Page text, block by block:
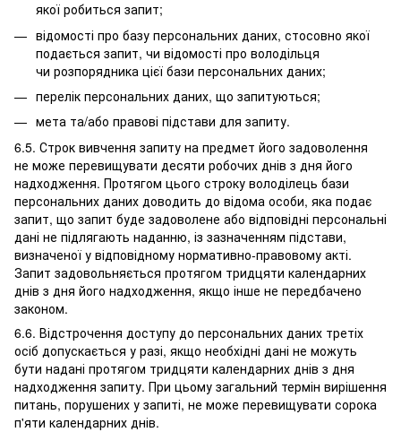
якої робиться запит;
відомості про базу персональних даних, стосовно якої
подається запит, чи відомості про володільця
чи розпорядника цієї бази персональних даних;
перелік персональних даних, що запитуються;
мета та/або правові підстави для запиту.
6.5. Строк вивчення запиту на предмет його задоволення
не може перевищувати десяти робочих днів з дня його
надходження. Протягом цього строку володілець бази
персональних даних доводить до відома особи, яка подає
запит, що запит буде задоволене або відповідні персональні
дані не підлягають наданню, із зазначенням підстави,
визначеної у відповідному нормативно-правовому акті.
Запит задовольняється протягом тридцяти календарних
днів з дня його надходження, якщо інше не передбачено
законом.
6.6. Відстрочення доступу до персональних даних третіх
осіб допускається у разі, якщо необхідні дані не можуть
бути надані протягом тридцяти календарних днів з дня
надходження запиту. При цьому загальний термін вирішення
питань, порушених у запиті, не може перевищувати сорока
п'яти календарних днів.